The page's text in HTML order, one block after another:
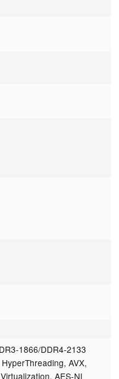
1866/DDR4-2133
AVX,
AES-NI